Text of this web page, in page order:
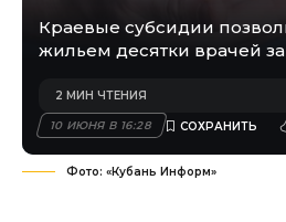
Краевые субсидии
жильем десятки врачей
10 ИЮНЯ В 16:28
2 МИН ЧТЕНИЯ
Фото: «Кубань Информ»